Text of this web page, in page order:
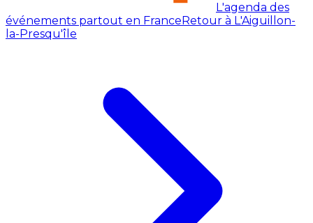
L'agenda des
événements partout en FranceRetour à L'Aiguillon-
la-Presqu'île